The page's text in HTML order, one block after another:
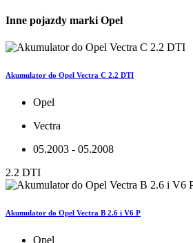
Inne pojazdy marki Opel
Akumulator do Opel Vectra C 2.2 DTI
Opel
Vectra
05.2003 - 05.2008
2.2 DTI
Akumulator do Opel Vectra B 2.6 i V6 P
Opel